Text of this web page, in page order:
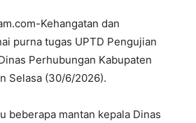
Kehangatan dan
purna tugas UPTD Pengujian
Perhubungan Kabupaten
Selasa (30/6/2026).
beberapa mantan kepala Dinas